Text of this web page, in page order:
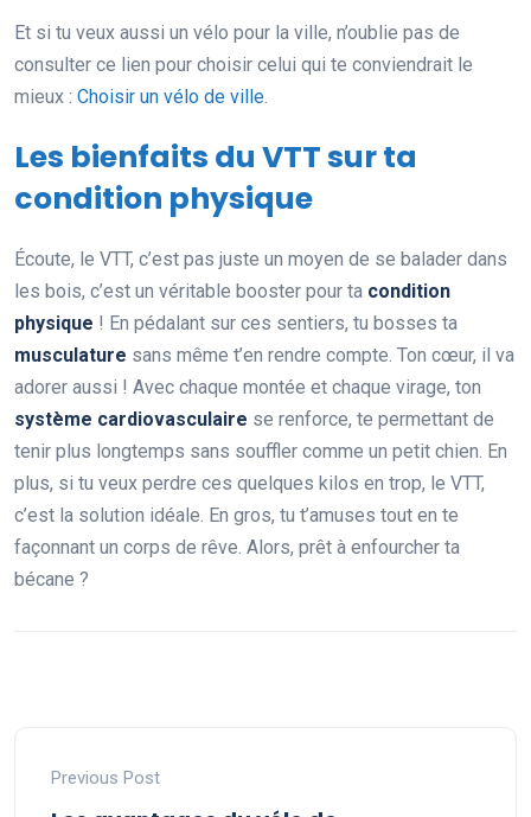
Et si tu veux aussi un vélo pour la ville, n’oublie pas de
consulter ce lien pour choisir celui qui te conviendrait le
mieux : Choisir un vélo de ville.
Les bienfaits du VTT sur ta
condition physique
Écoute, le VTT, c’est pas juste un moyen de se balader dans
les bois, c’est un véritable booster pour ta condition
physique ! En pédalant sur ces sentiers, tu bosses ta
musculature sans même t’en rendre compte. Ton cœur, il va
adorer aussi ! Avec chaque montée et chaque virage, ton
système cardiovasculaire se renforce, te permettant de
tenir plus longtemps sans souffler comme un petit chien. En
plus, si tu veux perdre ces quelques kilos en trop, le VTT,
c’est la solution idéale. En gros, tu t’amuses tout en te
façonnant un corps de rêve. Alors, prêt à enfourcher ta
bécane ?
Previous Post